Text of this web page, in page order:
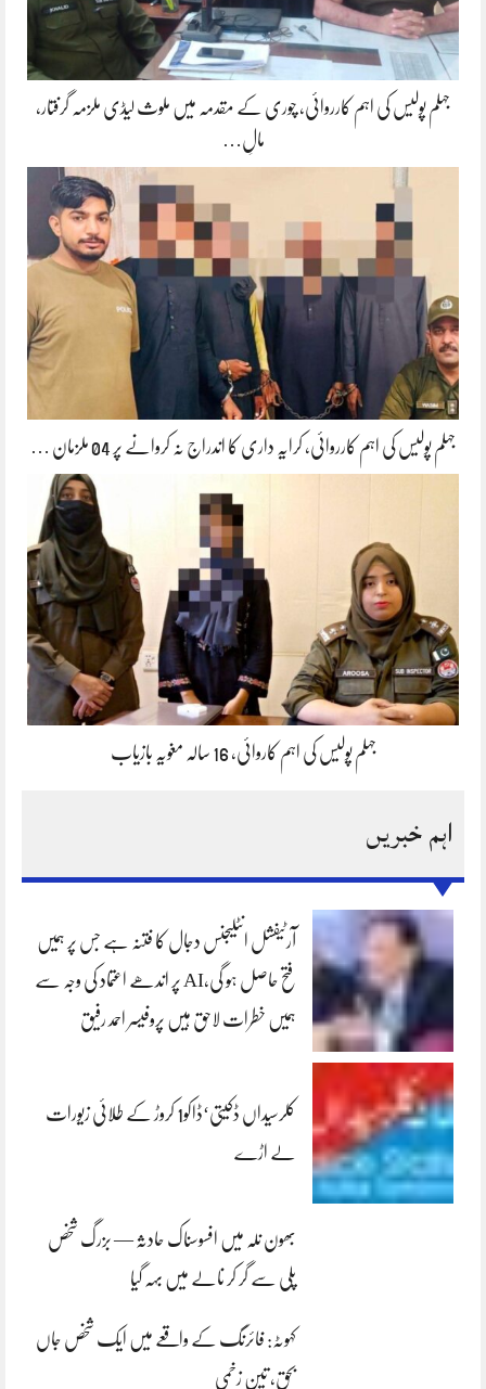
جہلم پولیس کی اہم کارروائی، چوری کے مقدمہ میں ملوث لیڈی ملزمہ گرفتار،
مالِ…
جہلم پولیس کی اہم کارروائی، کرایہ داری کا اندراج نہ کروانے پر 04 ملزمان …
جہلم پولیس کی اہم کاروائی، 16 سالہ مغویہ بازیاب
اہم خبریں
آرٹیفشل انٹلیجنس دجال کا فتنہ ہے جس پر ہمیں
فتح حاصل ہو گی،AI پر اندھے اعتماد کی وجہ سے
ہمیں خطرات لاحق ہیں پروفیسر احمد رفیق
کلرسیداں ڈکیتی‘ڈاکو1 کروڑ کے طلائی زیورات
لے اڑے
بھون نلہ میں افسوسناک حادثہ — بزرگ شخص
پلی سے گر کر نالے میں بہہ گیا
کہوٹہ: فائرنگ کے واقعے میں ایک شخص جاں
بحق، تین زخمی